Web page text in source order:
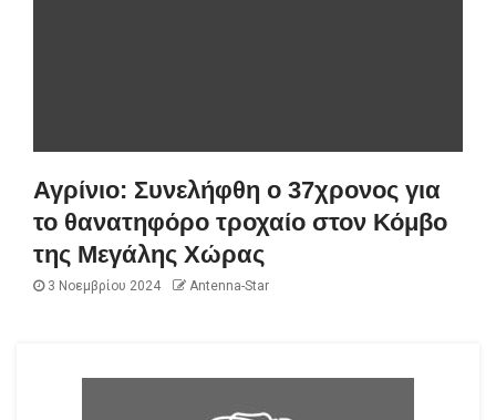
Αγρίνιο: Συνελήφθη ο 37χρονος για
το θανατηφόρο τροχαίο στον Κόμβο
της Μεγάλης Χώρας
3 Νοεμβρίου 2024 Antenna-Star